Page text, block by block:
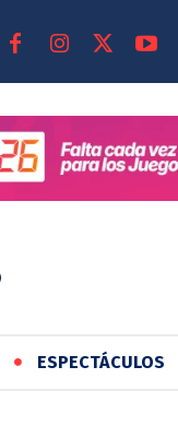
ESPECTÁCULOS